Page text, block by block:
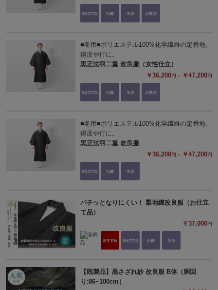
■冬用■ポリエステル100%化学繊維の定番地。
得度や行に。
黒正法羽二重 改良服（女性仕立）
￥36,200円 - ￥47,200円
■冬用■ポリエステル100%化学繊維の定番地。
得度や行に。
黒正法羽二重 改良服
￥36,200円 - ￥47,200円
パチッとなりにくい！ 梨地織改良服（お仕立
て品）
￥37,000円
【既製品】黒さざれ紗 改良服 B体（胴回
り:86~100cm）